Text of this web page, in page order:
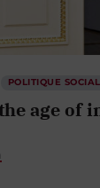
POLITIQUE
age of